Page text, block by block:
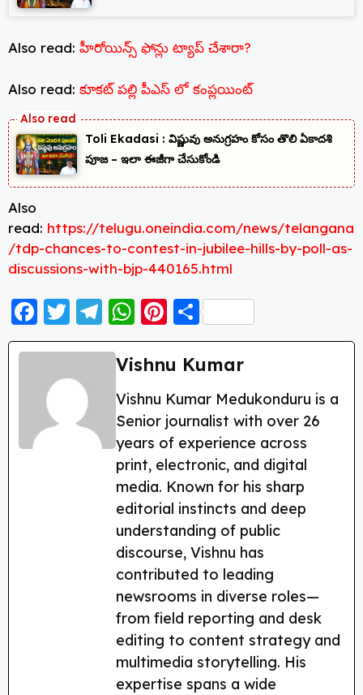
Also read: హీరోయిన్స్ ఫోన్లు ట్యాప్ చేశారా?
Also read: కూకట్ పల్లి పీఎస్ లో కంప్లయింట్
Toli Ekadasi : విష్ణువు అనుగ్రహం కోసం తొలి ఏకాదశి
పూజ – ఇలా ఈజీగా చేసుకోండి
Also
read: https://telugu.oneindia.com/news/telangana
/tdp-chances-to-contest-in-jubilee-hills-by-poll-as-
discussions-with-bjp-440165.html
F
a
e
b
o
T
w
er
T
el
e
g
ra
m
W
h
a
ts
A
p
p
Pi
nt
er
e
st
S
h
a
re
Vishnu Kumar
Vishnu Kumar Medukonduru is a
Senior journalist with over 26
years of experience across
print, electronic, and digital
media. Known for his sharp
editorial instincts and deep
understanding of public
discourse, Vishnu has
contributed to leading
newsrooms in diverse roles—
from field reporting and desk
editing to content strategy and
multimedia storytelling. His
expertise spans a wide